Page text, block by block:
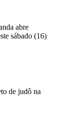
abre
sábado (16)
de judô na